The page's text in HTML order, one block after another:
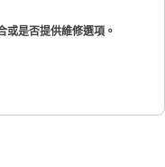
或是否提供維修選項。